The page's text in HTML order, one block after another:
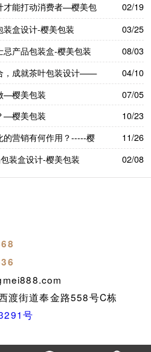
才能打动消费者—樱美包
02/19
盒设计-樱美包装
03/25
产品包装盒-樱美包装
08/03
，成就茶叶包装设计——
04/10
—樱美包装
07/05
—樱美包装
10/23
的营销有何作用？-----樱
11/26
装盒设计-樱美包装
02/08
渡街道奉金路558号C栋
号